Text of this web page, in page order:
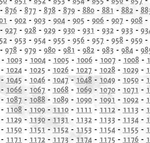
- 876- 877 - 878- 879- 880- 881 - 882-
- 902 - 903 - 904 - 905 - 906 - 907 - 908 -
927 - 928- 929- 930- 931 - 932- 933 -
- 953 - 954 - 955 - 956 - 957 - 958 - 959 -
- 978- 979- 980- 981 - 982- 983 - 984-
1003 - 1004- 1005 - 1006- 1007 - 1008-
- 1024 - 1025 - 1026 - 1027 - 1028 - 1029 -
- 1045 - 1046 - 1047 - 1048 - 1049 - 1050 -
- 1066 - 1067 - 1068 - 1069 - 1070 - 1071 -
- 1087 - 1088 - 1089 - 1090 - 1091 - 1092 -
- 1108 - 1109 - 1110 - 1111 - 1112 - 1113 -
- 1129 - 1130 - 1131 - 1132 - 1133 - 1134 -
- 1150 - 1151 - 1152 - 1153 - 1154 - 1155 -
- 1171 - 1172 - 1173 - 1174 - 1175 - 1176 -